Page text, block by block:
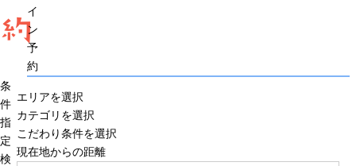
約
イ
ン
予
約
条
件
指
定
検
エリアを選択
カテゴリを選択
こだわり条件を選択
現在地からの距離